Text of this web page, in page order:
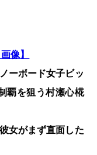
像】
ーボード女子ビッ
覇を狙う村瀬心椛
女がまず直面した